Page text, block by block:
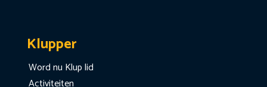
Klupper
Word nu Klup lid